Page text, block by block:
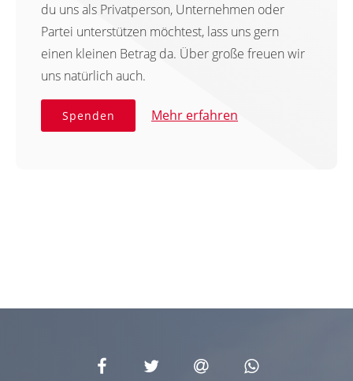
du uns als Privatperson, Unternehmen oder
Partei unterstützen möchtest, lass uns gern
einen kleinen Betrag da. Über große freuen wir
uns natürlich auch.
Spenden Mehr erfahren